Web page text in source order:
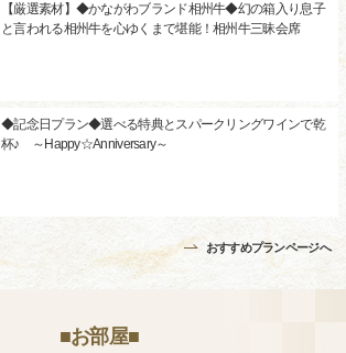
【厳選素材】◆かながわブランド相州牛◆幻の箱入り息子
と言われる相州牛を心ゆくまで堪能！相州牛三昧会席
◆記念日プラン◆選べる特典とスパークリングワインで乾
杯♪ ～Happy☆Anniversary～
おすすめプランページへ
■お部屋■